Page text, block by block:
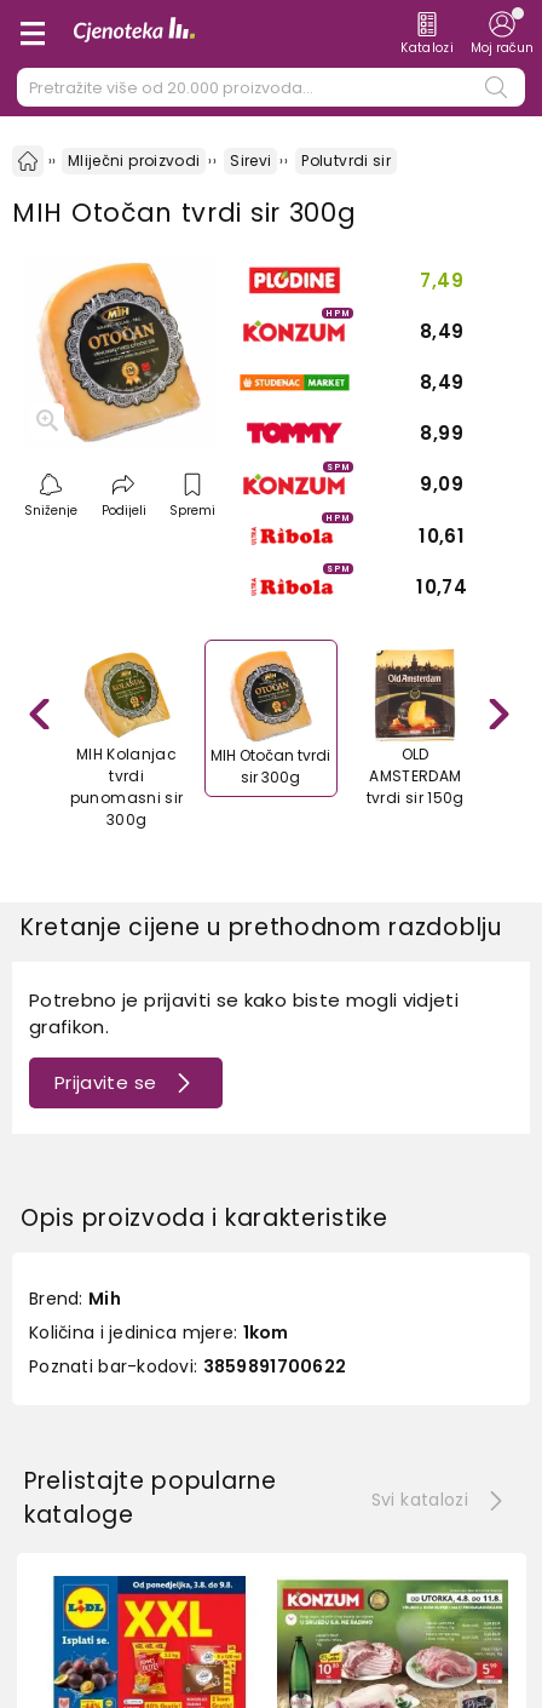
Katalozi Moj račun
Mliječni proizvodi Sirevi Polutvrdi sir
MIH Otočan tvrdi sir 300g
Sniženje Podijeli Spremi
7,49
HPM
8,49
8,49
8,99
SPM
9,09
HPM
10,61
SPM
10,74
MIH Kolanjac
tvrdi
punomasni sir
300g
MIH Otočan tvrdi
sir 300g
OLD
AMSTERDAM
tvrdi sir 150g
Kretanje cijene u prethodnom razdoblju
Potrebno je prijaviti se kako biste mogli vidjeti
grafikon.
Prijavite se
Opis proizvoda i karakteristike
Brend: Mih
Količina i jedinica mjere: 1kom
Poznati bar-kodovi: 3859891700622
Prelistajte popularne
kataloge
Svi katalozi